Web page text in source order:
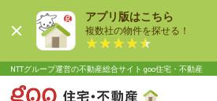
アプリ版はこちら
複数社の物件を探せる！
NTTグループ運営の不動産総合サイト goo住宅・不動産